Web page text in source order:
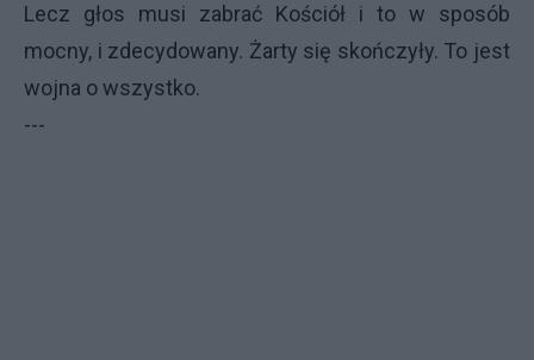
Lecz głos musi zabrać Kościół i to w sposób
mocny, i zdecydowany. Żarty się skończyły. To jest
wojna o wszystko.
---